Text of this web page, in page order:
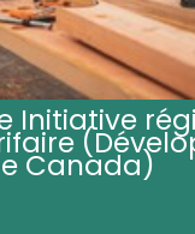
Initiative
Canada)